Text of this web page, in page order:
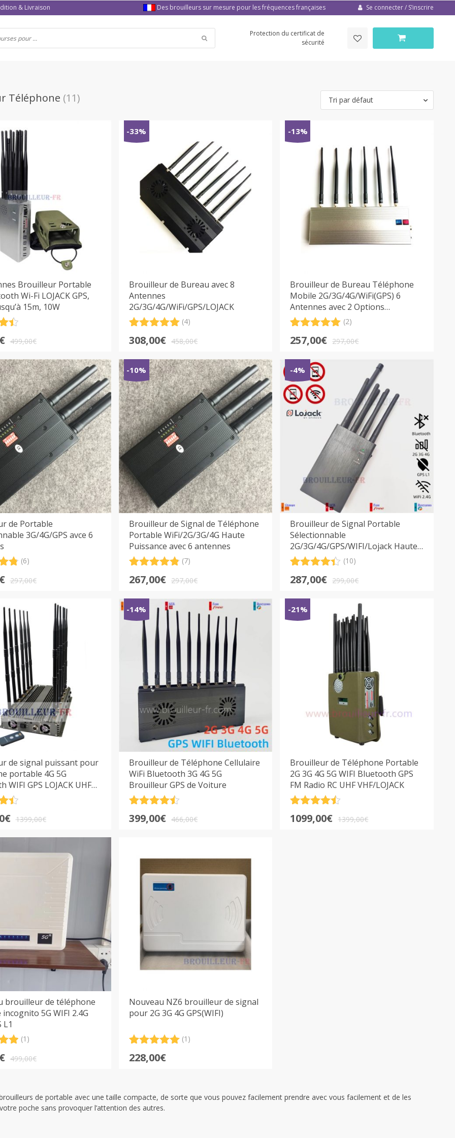
& Livraison Des brouilleurs sur mesure pour les fréquences françaises Se connecter / S’inscrire
Protection du certificat de
sécurité
Téléphone (11) Tri par défaut
Brouilleur Portable
Wi-Fi LOJACK GPS,
15m, 10W
499,00€
-33%
Brouilleur de Bureau avec 8
Antennes
2G/3G/4G/WiFi/GPS/LOJACK
sur 5
notations
client
(4)
458,00€
Le
initial
était :
458,00€.
308,00€
Le
actuel
est :
308,00€.
-13%
Brouilleur de Bureau Téléphone
Mobile 2G/3G/4G/WiFi(GPS) 6
Antennes avec 2 Options
Disponibles
sur 5
notations
client
(2)
297,00€
Le
initial
était :
297,00€.
257,00€
Le
actuel
est :
257,00€.
de Portable
3G/4G/GPS avce 6
(6)
297,00€
-10%
Brouilleur de Signal de Téléphone
Portable WiFi/2G/3G/4G Haute
Puissance avec 6 antennes
sur 5
notations
client
(7)
297,00€
Le
était :
297,00€.
267,00€
Le
est :
267,00€.
-4%
Brouilleur de Signal Portable
Sélectionnable
2G/3G/4G/GPS/WIFI/Lojack Haute
Puissance avce 8 antennes
sur 5
sur
notations
client
(10)
299,00€
Le
était :
287,00€
Le
est :
de signal puissant pour
portable 4G 5G
WIFI GPS LOJACK UHF
télécommande
1399,00€
€
-14%
Brouilleur de Téléphone Cellulaire
WiFi Bluetooth 3G 4G 5G
Brouilleur GPS de Voiture
sur 5
466,00€
Le
était :
399,00€
Le
est :
-21%
Brouilleur de Téléphone Portable
2G 3G 4G 5G WIFI Bluetooth GPS
FM Radio RC UHF VHF/LOJACK
sur 5
1399,00€
Le
1099,00€
Le
brouilleur de téléphone
5G WIFI 2.4G
L1
(1)
499,00€
Nouveau NZ6 brouilleur de signal
pour 2G 3G 4G GPS(WIFI)
sur 5
(1)
228,00€
de portable avec une taille compacte, de sorte que vous pouvez facilement prendre avec vous facilement et de les
poche sans provoquer l’attention des autres.